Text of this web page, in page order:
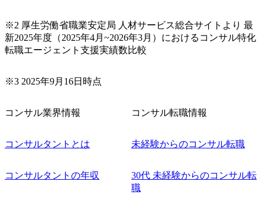
※2 厚生労働省職業安定局 人材サービス総合サイトより 最
新2025年度（2025年4月~2026年3月）におけるコンサル特化
転職エージェント支援実績数比較
※3 2025年9月16日時点
コンサル業界情報
コンサルタントとは
コンサルタントの年収
コンサル転職情報
未経験からのコンサル転職
30代 未経験からのコンサル転
職